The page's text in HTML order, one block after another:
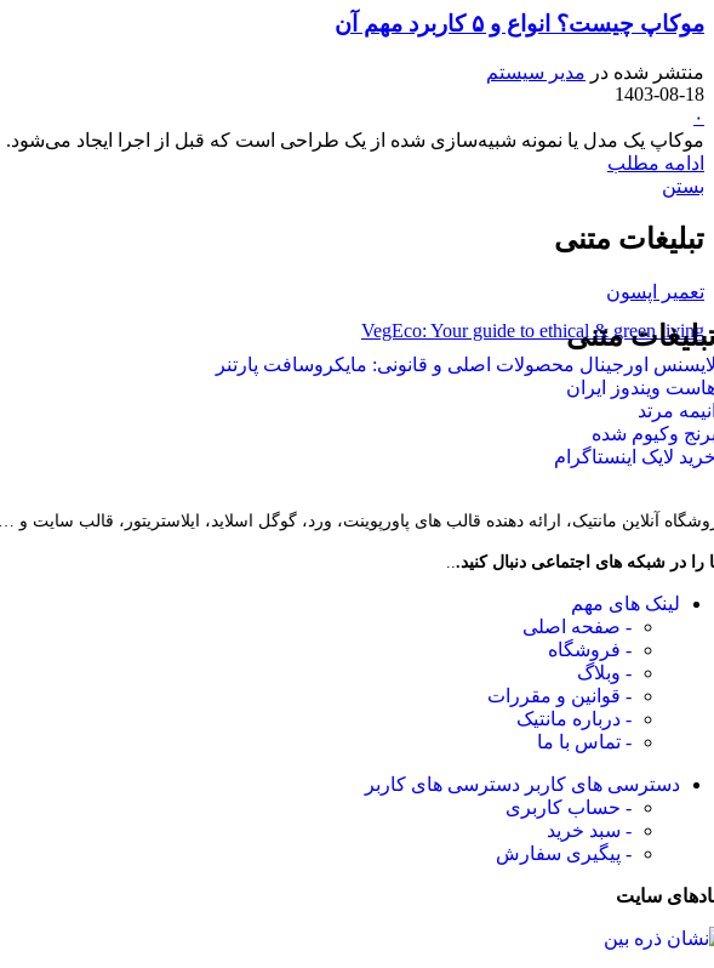
موکاپ چیست؟ انواع و ۵ کاربرد مهم آن
منتشر شده در مدیر سیستم
1403-08-18
۰
موکاپ یک مدل یا نمونه شبیه‌سازی شده از یک طراحی است که قبل از اجرا ایجاد می‌شود.
ادامه مطلب
بستن
تبلیغات متنی
تعمیر اپسون
VegEco: Your guide to ethical & green living
متنی
اورجینال محصولات اصلی و قانونی: مایکروسافت پارتنر
ویندوز ایران
مرتد
وکیوم شده
لایک اینستاگرام
آنلاین مانتیک، ارائه دهنده قالب های پاورپوینت، ورد، گوگل اسلاید، ایلاستریتور، قالب سایت و …
را در شبکه های اجتماعی دنبال کنید.
لینک های مهم
- صفحه اصلی
- فروشگاه
- وبلاگ
- قوانین و مقررات
- درباره مانتیک
- تماس با ما
دسترسی های کاربر دسترسی های کاربر
- حساب کاربری
- سبد خرید
- پیگیری سفارش
سایت